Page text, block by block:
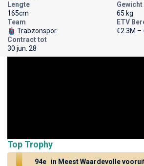
Lengte
165cm
Gewicht
65 kg
Team
Trabzonspor
ETV
€2.3M –
Contract tot
30 jun. 28
Top Trophy
94e
in Meest Waardevolle